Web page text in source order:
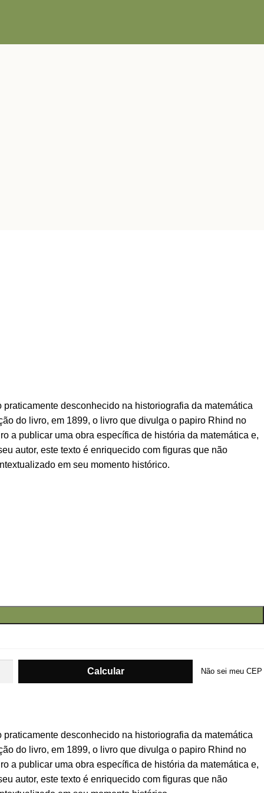
desconhecido na historiografia da matemática
do livro, em 1899, o livro que divulga o papiro Rhind no
a publicar uma obra específica de história da matemática e,
autor, este texto é enriquecido com figuras que não
em seu momento histórico.
Não sei meu CEP
desconhecido na historiografia da matemática
do livro, em 1899, o livro que divulga o papiro Rhind no
a publicar uma obra específica de história da matemática e,
autor, este texto é enriquecido com figuras que não